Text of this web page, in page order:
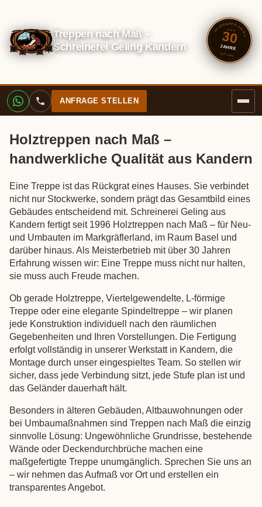
Treppen nach Maß –
Schreinerei Geling Kandern
SCHREINEREI GELING
✦ ✦ ✦
30
JAHRE
SEIT 1996
ANFRAGE STELLEN
Holztreppen nach Maß –
handwerkliche Qualität aus Kandern
Eine Treppe ist das Rückgrat eines Hauses. Sie verbindet
nicht nur Stockwerke, sondern prägt das Gesamtbild eines
Gebäudes entscheidend mit. Schreinerei Geling aus
Kandern fertigt seit 1996 Holztreppen nach Maß – für Neu-
und Umbauten im Markgräflerland, im Raum Basel und
darüber hinaus. Als Meisterbetrieb mit über 30 Jahren
Erfahrung wissen wir: Eine Treppe muss nicht nur halten,
sie muss auch Freude machen.
Ob gerade Holztreppe, Viertelgewendelte, L-förmige
Treppe oder eine elegante Spindeltreppe – wir planen
jede Konstruktion individuell nach den räumlichen
Gegebenheiten und Ihren Vorstellungen. Die Fertigung
erfolgt vollständig in unserer Werkstatt in Kandern, die
Montage durch unser eingespieltes Team. So stellen wir
sicher, dass jede Verbindung sitzt, jede Stufe plan ist und
das Geländer dauerhaft hält.
Besonders in älteren Gebäuden, Altbauwohnungen oder
bei Umbaumaßnahmen sind Treppen nach Maß die einzig
sinnvolle Lösung: Ungewöhnliche Grundrisse, bestehende
Wände oder Deckendurchbrüche machen eine
maßgefertigte Treppe unumgänglich. Sprechen Sie uns an
– wir nehmen das Aufmaß vor Ort und erstellen ein
transparentes Angebot.